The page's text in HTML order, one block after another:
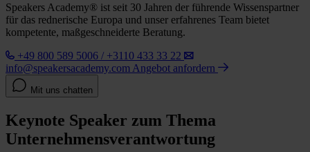
Speakers Academy® ist seit 30 Jahren der führende Wissenspartner
für das rednerische Europa und unser erfahrenes Team bietet
kompetente, maßgeschneiderte Beratung.
+49 800 589 5006 / +3110 433 33 22
info@speakersacademy.com Angebot anfordern
Mit uns chatten
Keynote Speaker zum Thema
Unternehmensverantwortung